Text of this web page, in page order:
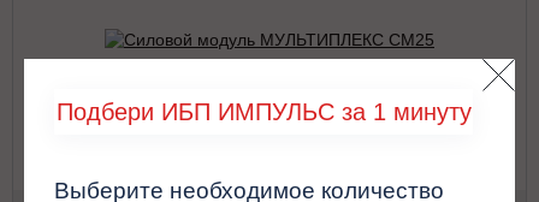
Подбери ИБП ИМПУЛЬС за 1 минуту
Выберите необходимое количество